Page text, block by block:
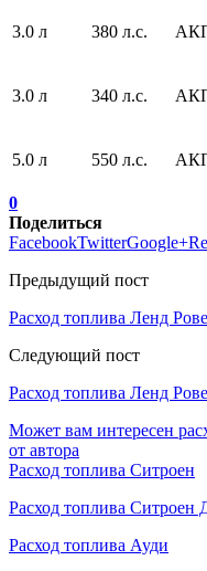
3.0 л 380 л.с.
3.0 л 340 л.с.
5.0 л 550 л.с.
0
Поделиться
FacebookTwitterGoogle+
Предыдущий пост
Расход топлива Ленд
Следующий пост
Расход топлива Ленд
Может вам интересен
от автора
Расход топлива Ситроен
Расход топлива Ситроен
Расход топлива Ауди